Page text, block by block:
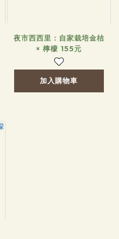
夜市西西里：自家栽培金桔
× 檸檬 155元
加入購物車